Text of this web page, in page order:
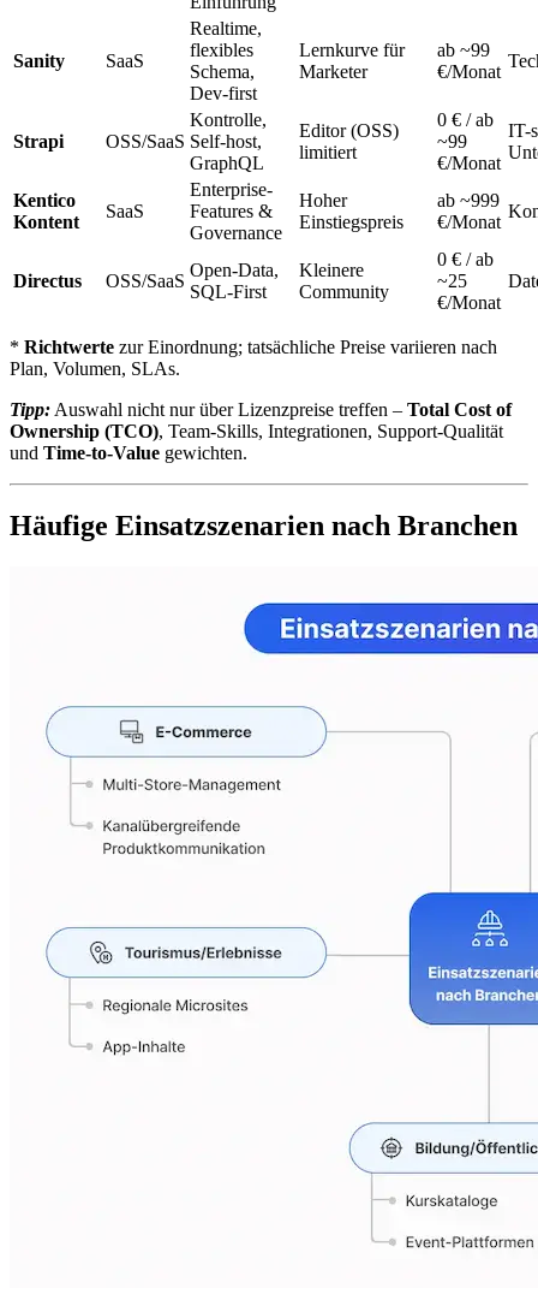
Sanity SaaS
Realtime,
flexibles
Schema,
Dev-first
Lernkurve für
Marketer
ab ~99
€/Monat
Strapi OSS/SaaS
Kontrolle,
Self-host,
GraphQL
Editor (OSS)
limitiert
0 € / ab
~99
€/Monat
IT-
Kentico
Kontent
SaaS
Enterprise-
Features &
Governance
Hoher
Einstiegspreis
ab ~999
€/Monat
Directus OSS/SaaS
Open-Data,
SQL-First
Kleinere
Community
0 € / ab
~25
€/Monat
* Richtwerte zur Einordnung; tatsächliche Preise variieren nach
Plan, Volumen, SLAs.
Tipp: Auswahl nicht nur über Lizenzpreise treffen – Total Cost of
Ownership (TCO), Team-Skills, Integrationen, Support-Qualität
und Time-to-Value gewichten.
Häufige Einsatzszenarien nach Branchen